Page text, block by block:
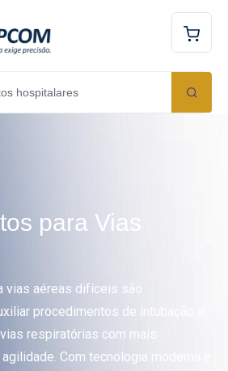
para Vias
vias aéreas difíceis são
procedimentos de intubação e
respiratórias com mais
Com tecnologia moderna e